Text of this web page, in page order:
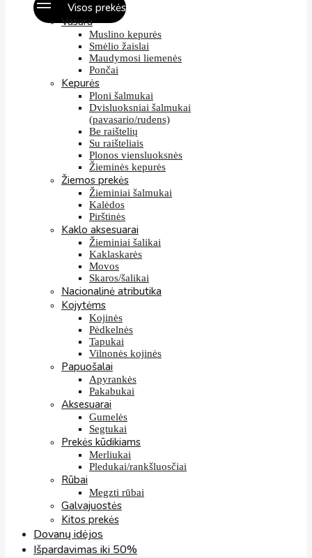
Visos prekės
Vasara
Muslino kepurės
Smėlio žaislai
Maudymosi liemenės
Pončai
Kepurės
Ploni šalmukai
Dvisluoksniai šalmukai
(pavasario/rudens)
Be raištelių
Su raišteliais
Plonos viensluoksnės
Žieminės kepurės
Žiemos prekės
Žieminiai šalmukai
Kalėdos
Pirštinės
Kaklo aksesuarai
Žieminiai šalikai
Kaklaskarės
Movos
Skaros/šalikai
Nacionalinė atributika
Kojytėms
Kojinės
Pėdkelnės
Tapukai
Vilnonės kojinės
Papuošalai
Apyrankės
Pakabukai
Aksesuarai
Gumelės
Segtukai
Prekės kūdikiams
Merliukai
Pledukai/rankšluosčiai
Rūbai
Megzti rūbai
Galvajuostės
Kitos prekės
Dovanų idėjos
Išpardavimas iki 50%